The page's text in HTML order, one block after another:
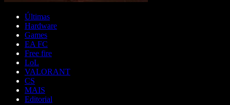
Últimas
Hardware
Games
EA FC
Free fire
LoL
VALORANT
CS
MAIS
Editorial